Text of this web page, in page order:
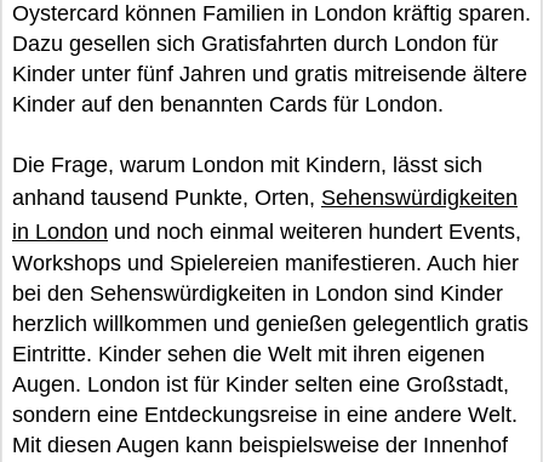
Oystercard können Familien in London kräftig sparen.
Dazu gesellen sich Gratisfahrten durch London für
Kinder unter fünf Jahren und gratis mitreisende ältere
Kinder auf den benannten Cards für London.
Die Frage, warum London mit Kindern, lässt sich
anhand tausend Punkte, Orten, Sehenswürdigkeiten
in London und noch einmal weiteren hundert Events,
Workshops und Spielereien manifestieren. Auch hier
bei den Sehenswürdigkeiten in London sind Kinder
herzlich willkommen und genießen gelegentlich gratis
Eintritte. Kinder sehen die Welt mit ihren eigenen
Augen. London ist für Kinder selten eine Großstadt,
sondern eine Entdeckungsreise in eine andere Welt.
Mit diesen Augen kann beispielsweise der Innenhof